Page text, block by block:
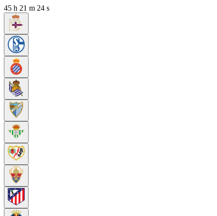
45 h 21 m 22 s